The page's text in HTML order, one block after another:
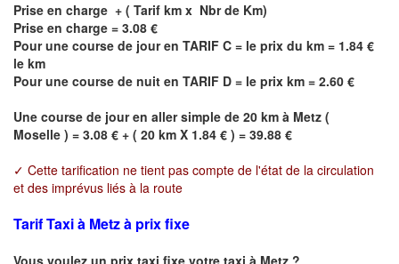
Prise en charge + ( Tarif km x Nbr de Km)
Prise en charge = 3.08 €
Pour une course de jour en TARIF C = le prix du km = 1.84 €
le km
Pour une course de nuit en TARIF D = le prix km = 2.60 €
Une course de jour en aller simple de 20 km à Metz (
Moselle ) = 3.08 € + ( 20 km X 1.84 € ) = 39.88 €
✓ Cette tarification ne tient pas compte de l'état de la circulation
et des imprévus liés à la route
Tarif Taxi à Metz à prix fixe